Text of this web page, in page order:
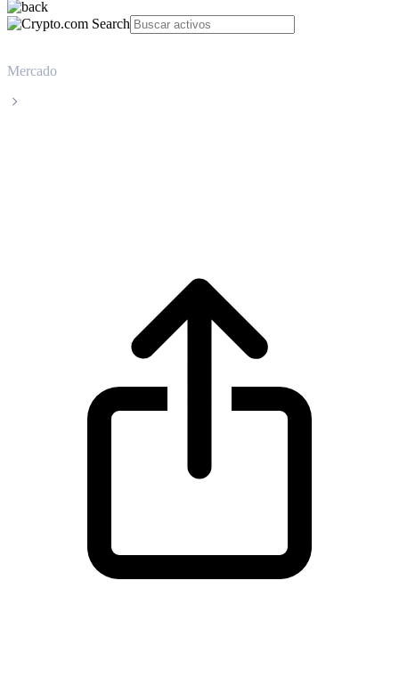
Mercado